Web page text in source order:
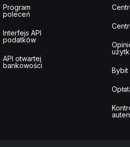
Program
poleceń
Interfejs API
podatków
API otwartej
bankowości
Bybit